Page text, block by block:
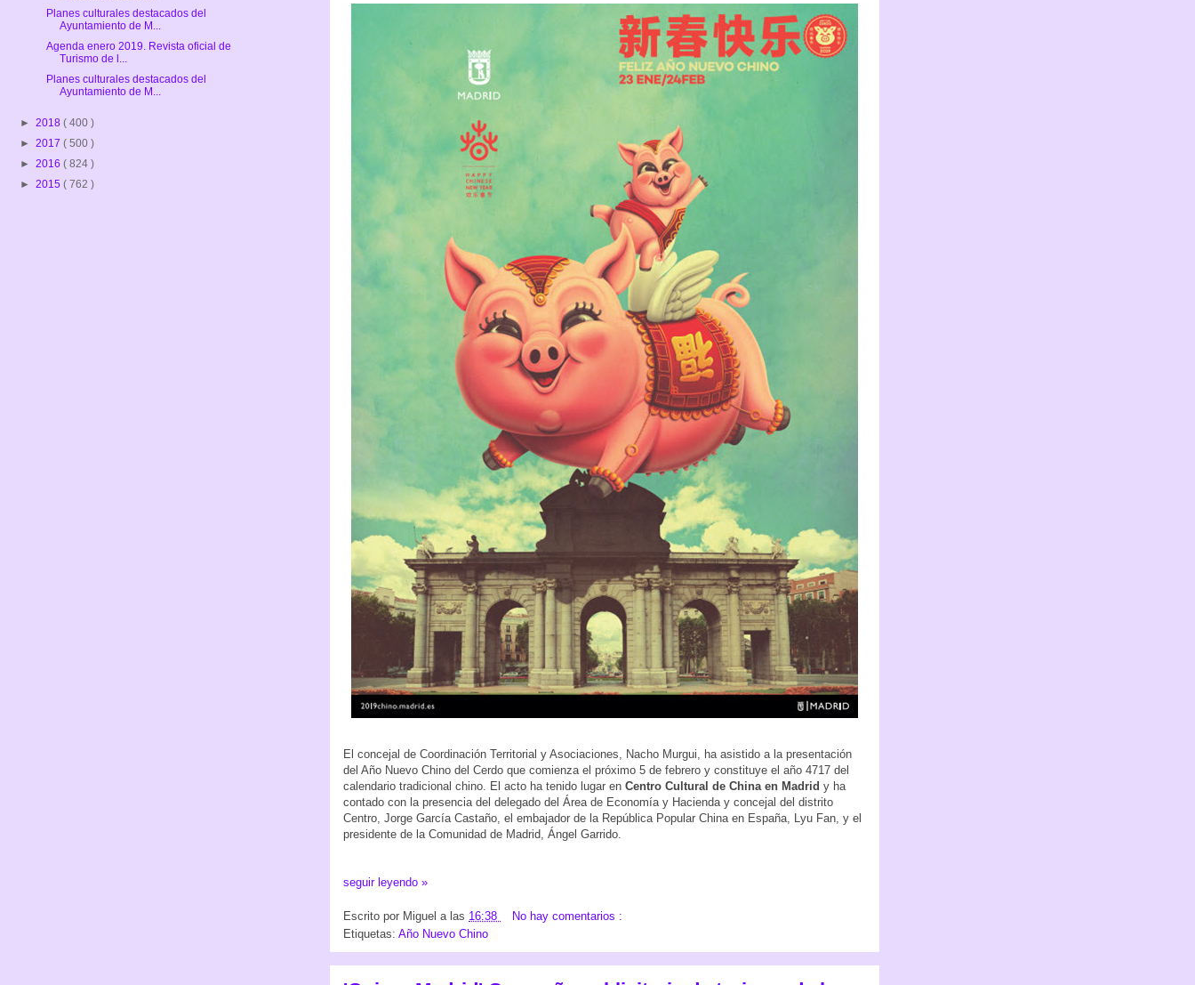
El concejal de Coordinación Territorial y Asociaciones, Nacho Murgui, ha asistido a la presentación
del Año Nuevo Chino del Cerdo que comienza el próximo 5 de febrero y constituye el año 4717 del
calendario tradicional chino. El acto ha tenido lugar en Centro Cultural de China en Madrid y ha
contado con la presencia del delegado del Área de Economía y Hacienda y concejal del distrito
Centro, Jorge García Castaño, el embajador de la República Popular China en España, Lyu Fan, y el
presidente de la Comunidad de Madrid, Ángel Garrido.
seguir leyendo »
Escrito por Miguel a las 16:38
No hay comentarios :
Etiquetas: Año Nuevo Chino
Planes culturales destacados del
Ayuntamiento de M...
Agenda enero 2019. Revista oficial de
Turismo de l...
Planes culturales destacados del
Ayuntamiento de M...
► 2018 ( 400 )
► 2017 ( 500 )
► 2016 ( 824 )
► 2015 ( 762 )